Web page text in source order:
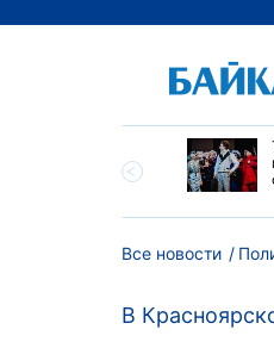
Алтайского края
и многолетний
Все новости
В